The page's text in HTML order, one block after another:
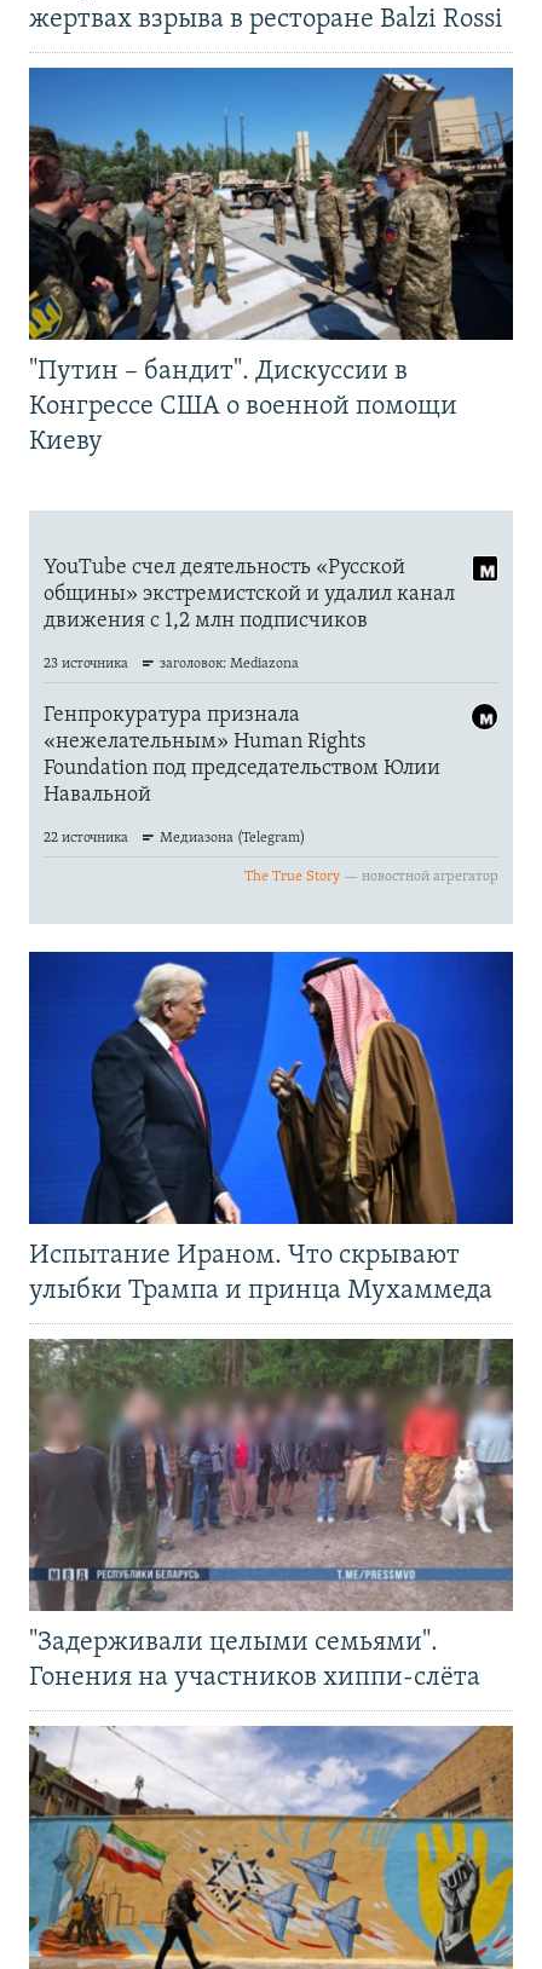
жертвах взрыва в ресторане Balzi Rossi
"Путин – бандит". Дискуссии в
Конгрессе США о военной помощи
Киеву
Испытание Ираном. Что скрывают
улыбки Трампа и принца Мухаммеда
"Задерживали целыми семьями".
Гонения на участников хиппи-слёта